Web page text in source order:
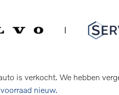
Volvo C40
is verkocht. We hebben
nieuw.